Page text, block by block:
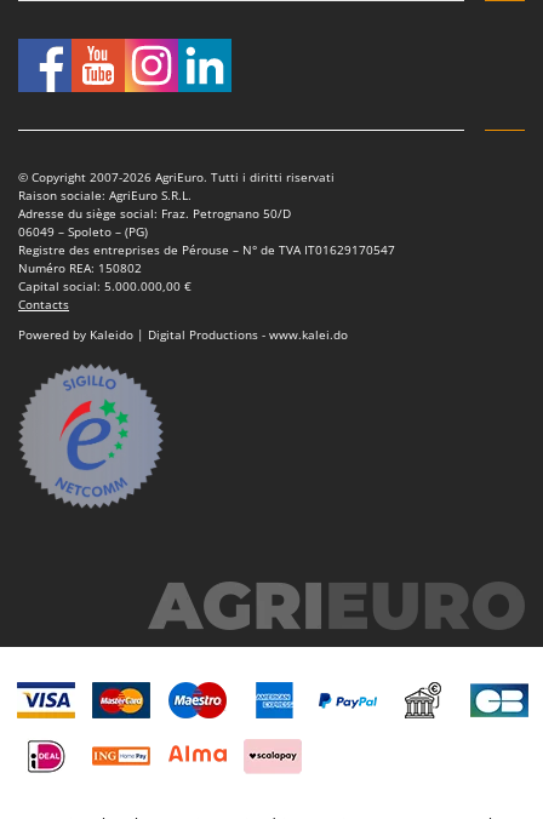
© Copyright 2007-2026 AgriEuro. Tutti i diritti riservati
Raison sociale: AgriEuro S.R.L.
Adresse du siège social: Fraz. Petrognano 50/D
06049 – Spoleto – (PG)
Registre des entreprises de Pérouse – N° de TVA IT01629170547
Numéro REA: 150802
Capital social: 5.000.000,00 €
Contacts
Powered by Kaleido | Digital Productions - www.kalei.do